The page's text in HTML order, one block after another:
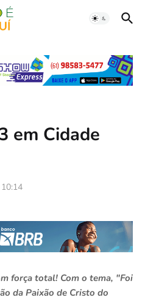
em Cidade
10:14
força total! Com o tema, "Foi
da Paixão de Cristo do